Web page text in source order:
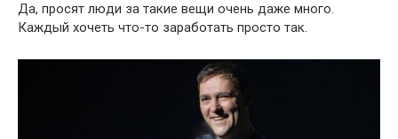
Да, просят люди за такие вещи очень даже много.
Каждый хочеть что-то заработать просто так.